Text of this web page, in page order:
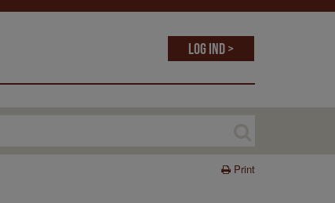
Log ind >
Print